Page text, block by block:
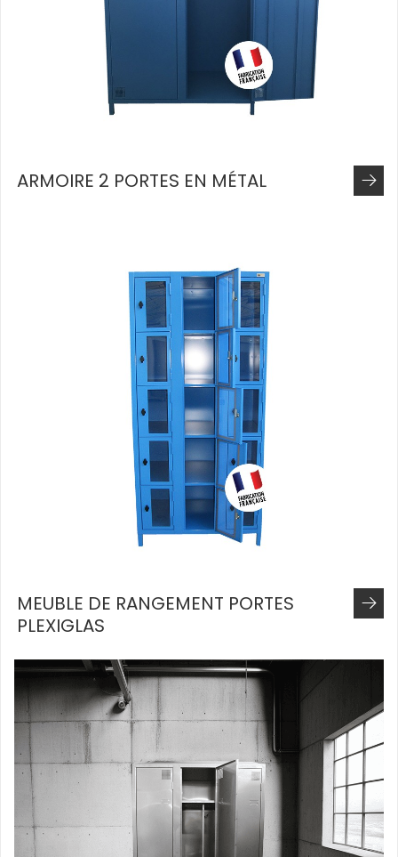
ARMOIRE 2 PORTES EN MÉTAL
MEUBLE DE RANGEMENT PORTES
PLEXIGLAS